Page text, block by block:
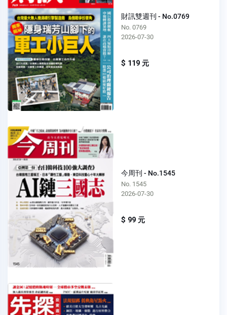
財訊雙週刊 - No.0769
No. 0769
2026-07-30
$ 119 元
今周刊 - No.1545
No. 1545
2026-07-30
$ 99 元